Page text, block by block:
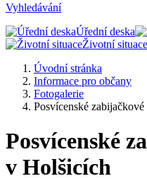
Vyhledávání
Úřední deska
Životní situace
Úvodní stránka
Informace pro občany
Fotogalerie
Posvícenské
Posvícenské
v Holšicích